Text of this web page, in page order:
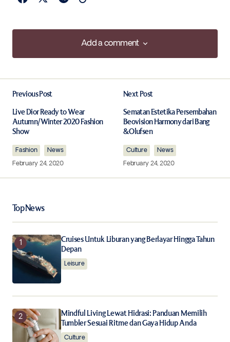
Add a comment
Add a comment
Required fields are marked*
Your Name
Your E-mail*
Save my name, email, and website in this browser for
the next time I comment.
Notify me of new posts by email.
Previous Post
Live Dior Ready to Wear
Autumn/Winter 2020 Fashion
Show
Fashion
News
February 24, 2020
Next Post
Sematan Estetika Persembahan
Beovision Harmony dari Bang
&Olufsen
Culture
News
February 24, 2020
Top News
Cruises Untuk Liburan yang Berlayar Hingga Tahun
Depan
Leisure
Mindful Living Lewat Hidrasi: Panduan Memilih
Tumbler Sesuai Ritme dan Gaya Hidup Anda
Culture